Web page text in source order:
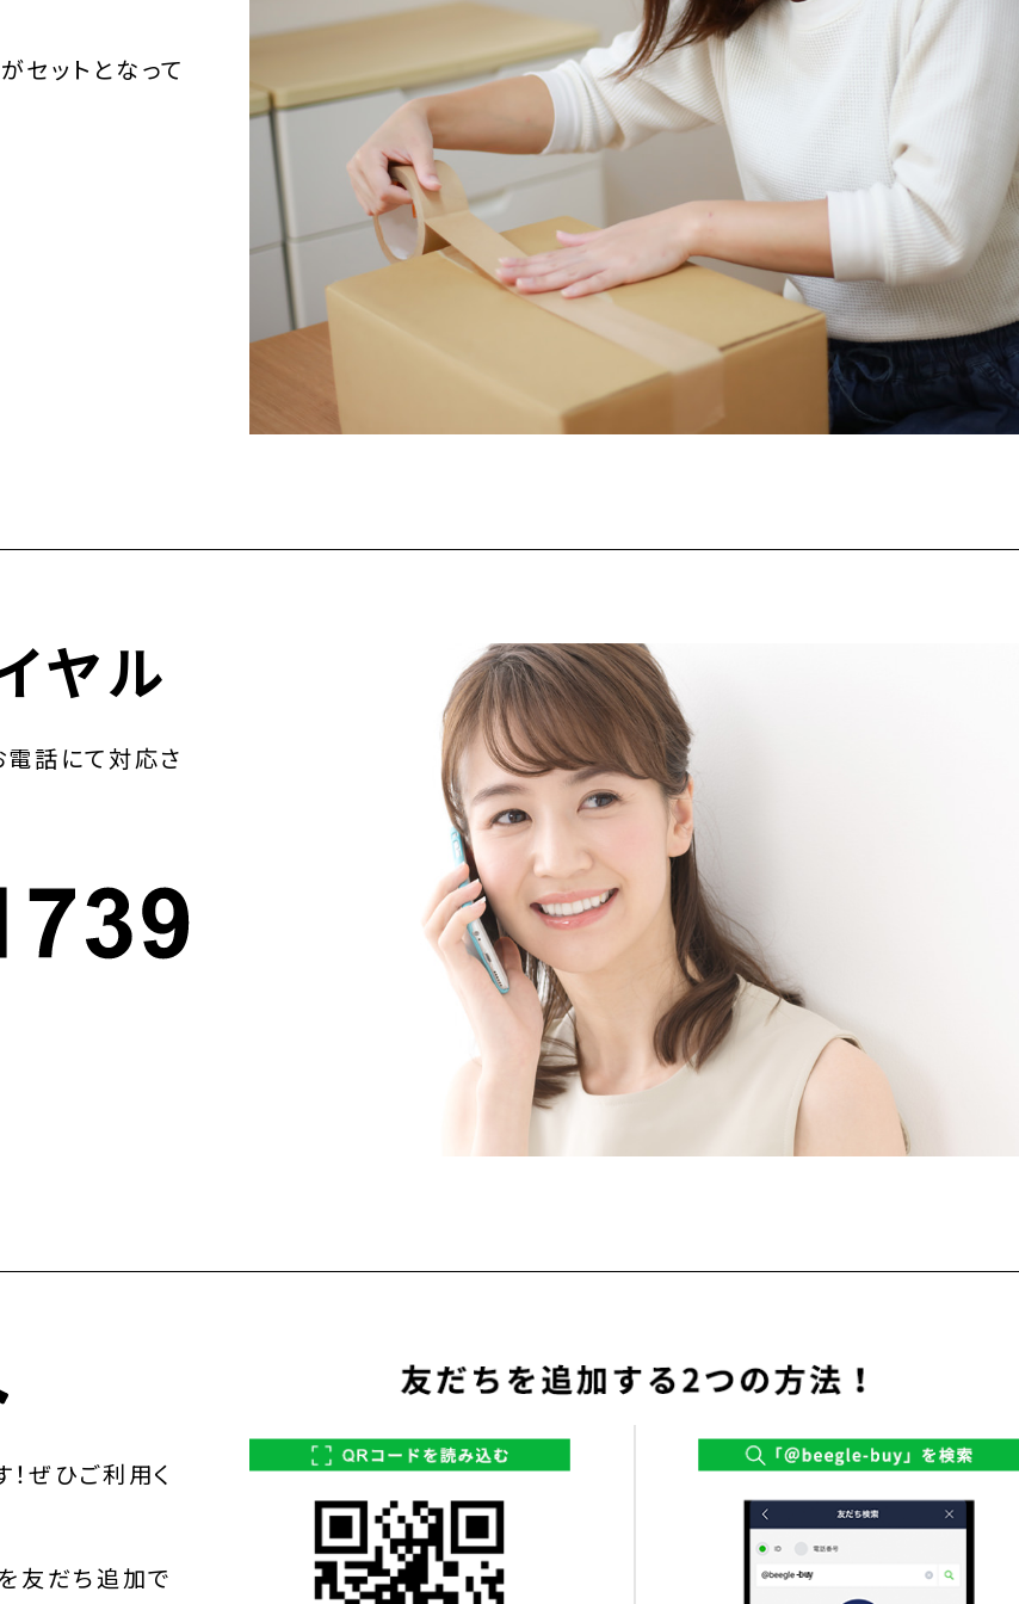
セットとなって
ヤル
電話にて対応さ
ぜひご利用く
友だち追加で